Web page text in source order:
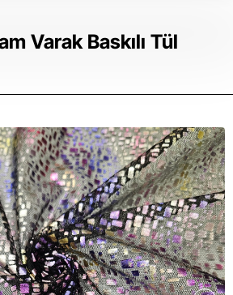
Varak Baskılı Tül